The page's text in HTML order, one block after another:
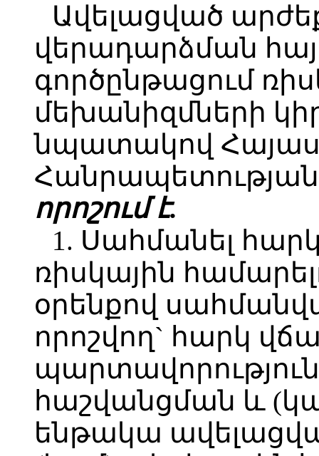
Ավելացված
վերադարձման
գործընթացում
մեխանիզմների
նպատակով
Հանրապետության
որոշում է.
1. Սահմանել
ռիսկային
օրենքով
որոշվող` հարկ
հաշվանցման և
ենթակա